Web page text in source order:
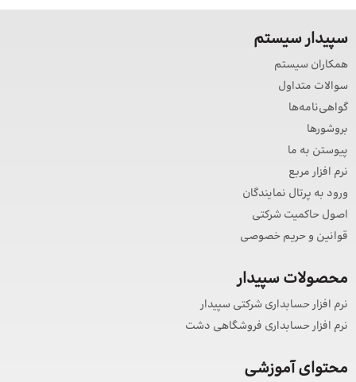
سپیدار سیستم
همکاران سیستم
سوالات متداول
گواهی‌نامه‌ها
بروشورها
پیوستن به ما
نرم افزار مربع
ورود به پرتال نمایندگان
اصول حاکمیت شرکتی
قوانین و حریم خصوصی
محصولات سپیدار
نرم افزار حسابداری شرکتی سپیدار
نرم افزار حسابداری فروشگاهی دشت
محتوای آموزشی